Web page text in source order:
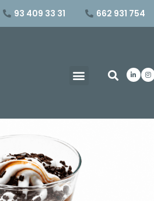
93 409 33 31 662 931 754